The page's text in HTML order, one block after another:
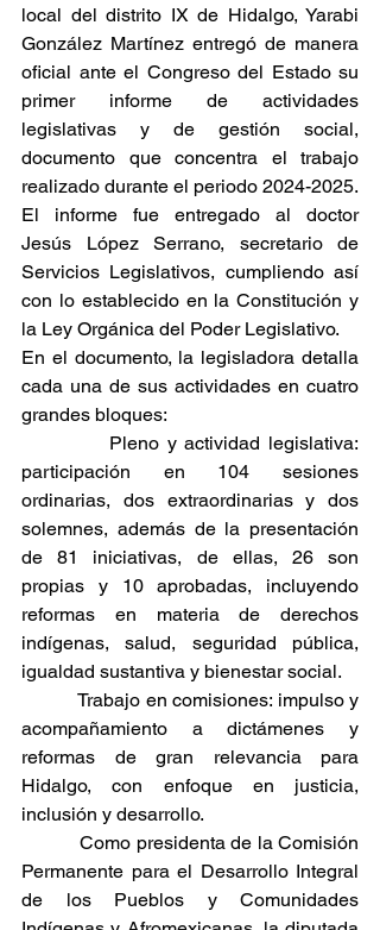
local del distrito IX de Hidalgo, Yarabi
González Martínez entregó de manera
oficial ante el Congreso del Estado su
primer informe de actividades
legislativas y de gestión social,
documento que concentra el trabajo
realizado durante el periodo 2024-2025.
El informe fue entregado al doctor
Jesús López Serrano, secretario de
Servicios Legislativos, cumpliendo así
con lo establecido en la Constitución y
la Ley Orgánica del Poder Legislativo.
En el documento, la legisladora detalla
cada una de sus actividades en cuatro
grandes bloques:
Pleno y actividad legislativa:
participación en 104 sesiones
ordinarias, dos extraordinarias y dos
solemnes, además de la presentación
de 81 iniciativas, de ellas, 26 son
propias y 10 aprobadas, incluyendo
reformas en materia de derechos
indígenas, salud, seguridad pública,
igualdad sustantiva y bienestar social.
Trabajo en comisiones: impulso y
acompañamiento a dictámenes y
reformas de gran relevancia para
Hidalgo, con enfoque en justicia,
inclusión y desarrollo.
Como presidenta de la Comisión
Permanente para el Desarrollo Integral
de los Pueblos y Comunidades